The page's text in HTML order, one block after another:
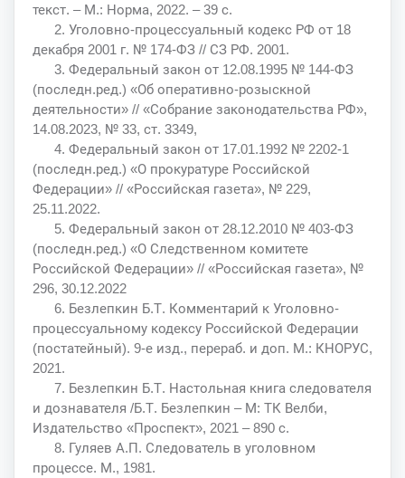
текст. – М.: Норма, 2022. – 39 с.
2. Уголовно-процессуальный кодекс РФ от 18
декабря 2001 г. № 174-ФЗ // СЗ РФ. 2001.
3. Федеральный закон от 12.08.1995 № 144-ФЗ
(последн.ред.) «Об оперативно-розыскной
деятельности» // «Собрание законодательства РФ»,
14.08.2023, № 33, ст. 3349,
4. Федеральный закон от 17.01.1992 № 2202-1
(последн.ред.) «О прокуратуре Российской
Федерации» // «Российская газета», № 229,
25.11.2022.
5. Федеральный закон от 28.12.2010 № 403-ФЗ
(последн.ред.) «О Следственном комитете
Российской Федерации» // «Российская газета», №
296, 30.12.2022
6. Безлепкин Б.Т. Комментарий к Уголовно-
процессуальному кодексу Российской Федерации
(постатейный). 9-е изд., перераб. и доп. М.: КНОРУС,
2021.
7. Безлепкин Б.Т. Настольная книга следователя
и дознавателя /Б.Т. Безлепкин – М: ТК Велби,
Издательство «Проспект», 2021 – 890 с.
8. Гуляев А.П. Следователь в уголовном
процессе. М., 1981.